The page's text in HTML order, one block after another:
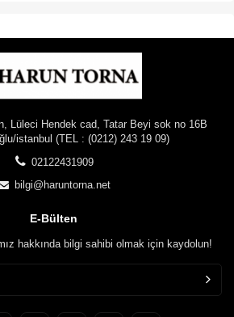
Lüleci Hendek cad, Tatar Beyi sok no 16B
istanbul (TEL : (0212) 243 19 09)
02122431909
bilgi@haruntorna.net
E-Bülten
hakkında bilgi sahibi olmak için kaydolun!